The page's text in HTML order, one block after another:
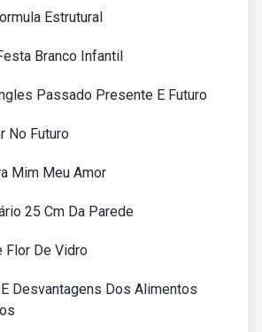
Estrutural
Branco Infantil
Passado Presente E Futuro
No Futuro
Mim Meu Amor
25 Cm Da Parede
Flor De Vidro
Desvantagens Dos Alimentos